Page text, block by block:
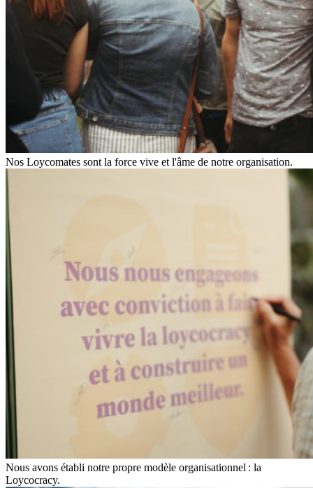
Nos Loycomates sont la force vive et l'âme de notre organisation.
Nous avons établi notre propre modèle organisationnel : la
Loycocracy.